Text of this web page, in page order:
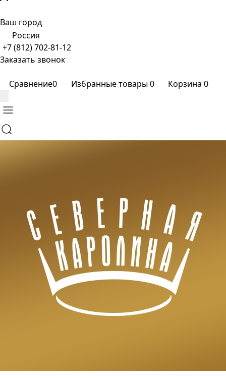
Ваш город
Россия
+7 (812) 702-81-12
Заказать звонок
Сравнение0 Избранные товары0 Корзина 0